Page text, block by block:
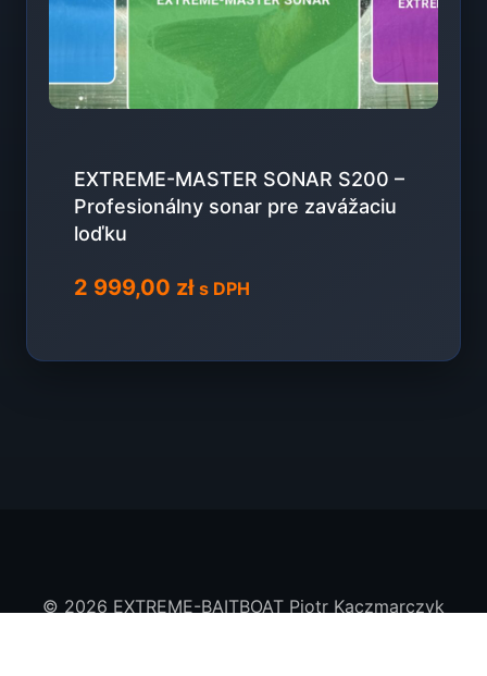
EXTREME-MASTER SONAR S200 –
Profesionálny sonar pre zavážaciu
loďku
2 999,00 zł s DPH
© 2026 EXTREME-BAITBOAT Piotr Kaczmarczyk